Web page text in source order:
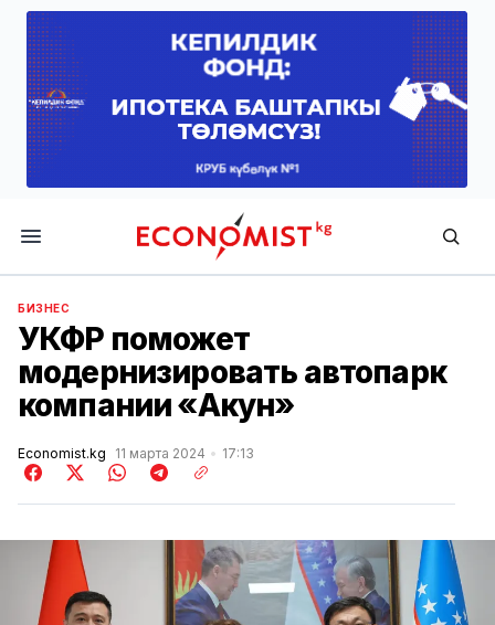
Economist.kg
БИЗНЕС
УКФР поможет
модернизировать автопарк
компании «Акун»
Economist.kg 11 марта 2024 17:13